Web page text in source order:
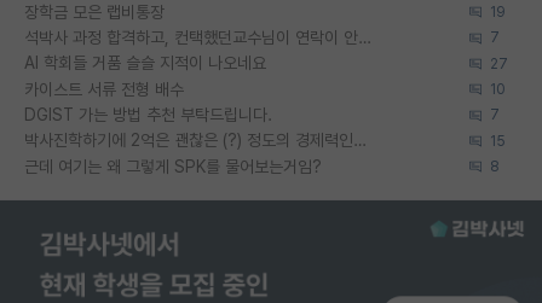
장학금 모은 랩비통장 19
석박사 과정 합격하고, 컨택했던교수님이 연락이 안됩니다... 7
AI 학회들 거품 슬슬 지적이 나오네요 27
카이스트 서류 전형 배수 10
DGIST 가는 방법 추천 부탁드립니다. 7
박사진학하기에 2억은 괜찮은 (?) 정도의 경제력인가요 15
근데 여기는 왜 그렇게 SPK를 물어보는거임? 8